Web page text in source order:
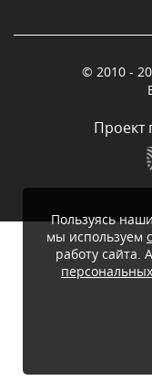
© 2010 -
Проект
Пользуясь
мы используем
работу сайта.